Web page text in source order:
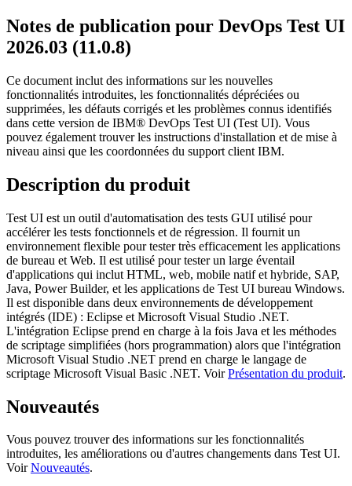
Notes de publication pour DevOps Test UI
2026.03 (11.0.8)
Ce document inclut des informations sur les nouvelles
fonctionnalités introduites, les fonctionnalités dépréciées ou
supprimées, les défauts corrigés et les problèmes connus identifiés
dans cette version de IBM® DevOps Test UI (Test UI). Vous
pouvez également trouver les instructions d'installation et de mise à
niveau ainsi que les coordonnées du support client IBM.
Description du produit
Test UI est un outil d'automatisation des tests GUI utilisé pour
accélérer les tests fonctionnels et de régression. Il fournit un
environnement flexible pour tester très efficacement les applications
de bureau et Web. Il est utilisé pour tester un large éventail
d'applications qui inclut HTML, web, mobile natif et hybride, SAP,
Java, Power Builder, et les applications de Test UI bureau Windows.
Il est disponible dans deux environnements de développement
intégrés (IDE) : Eclipse et Microsoft Visual Studio .NET.
L'intégration Eclipse prend en charge à la fois Java et les méthodes
de scriptage simplifiées (hors programmation) alors que l'intégration
Microsoft Visual Studio .NET prend en charge le langage de
scriptage Microsoft Visual Basic .NET. VoirPrésentation du produit.
Nouveautés
Vous pouvez trouver des informations sur les fonctionnalités
introduites, les améliorations ou d'autres changements dans Test UI.
VoirNouveautés.